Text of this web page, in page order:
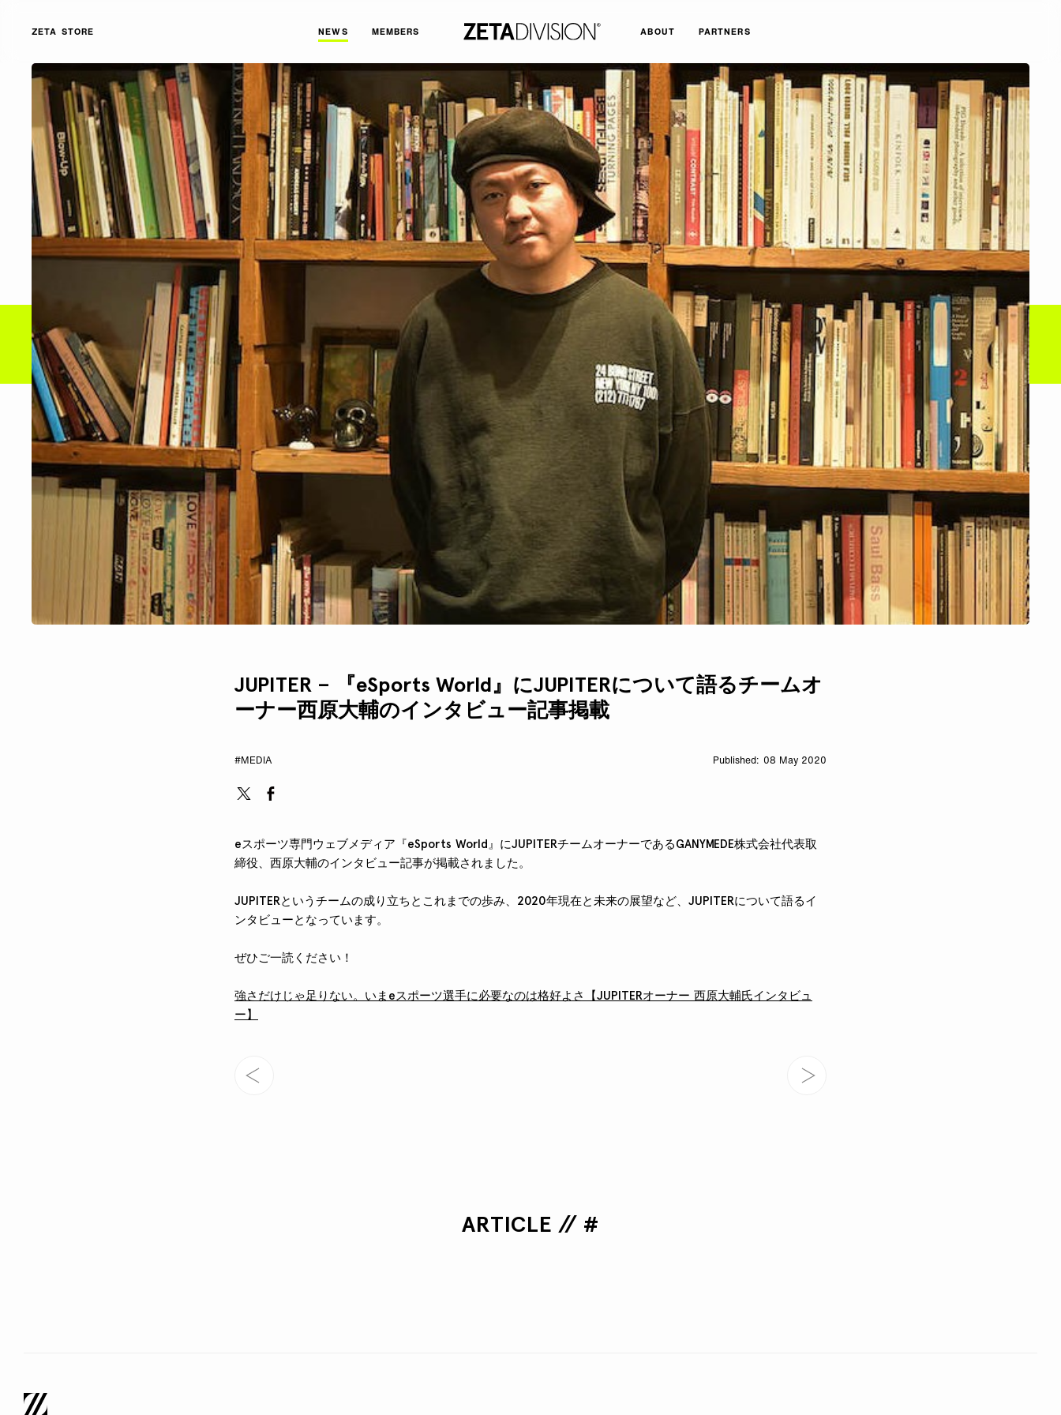
NEWS MEMBERS ABOUT PARTNERS
ZETA STORE
JUPITER – 『eSports World』にJUPITERについて語るチームオ
ーナー西原大輔のインタビュー記事掲載
#MEDIA 08 May 2020
eスポーツ専門ウェブメディア『eSports World』にJUPITERチームオーナーであるGANYMEDE株式会社代表取
締役、西原大輔のインタビュー記事が掲載されました。
JUPITERというチームの成り立ちとこれまでの歩み、2020年現在と未来の展望など、JUPITERについて語るイ
ンタビューとなっています。
ぜひご一読ください！
強さだけじゃ足りない。いまeスポーツ選手に必要なのは格好よさ【JUPITERオーナー 西原大輔氏インタビュ
ー】
ARTICLE // #